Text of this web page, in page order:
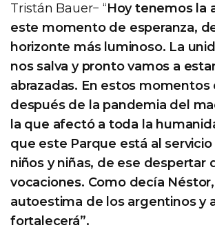
Tristán Bauer− “Hoy tenemos la
este momento de esperanza,
horizonte más luminoso. La
nos salva y pronto vamos a
abrazadas. En estos momentos
después de la pandemia del
la que afectó a toda la
que este Parque está al
niños y niñas, de ese despertar
vocaciones. Como decía
autoestima de los argentinos y
fortalecerá”.